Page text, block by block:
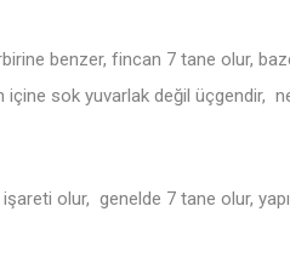
benzer, fincan 7 tane olur,
içine sok yuvarlak değil üçgendir,
olur, genelde 7 tane olur,